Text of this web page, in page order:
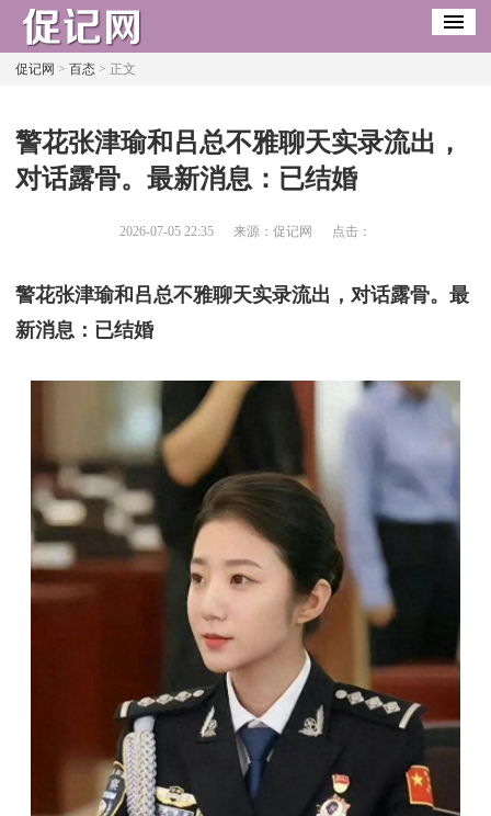
促记网 > 百态> 正文
​警花张津瑜和吕总不雅聊天实录流出，
对话露骨。最新消息：已结婚
2026-07-05 22:35 来源：促记网 点击：
警花张津瑜和吕总不雅聊天实录流出，对话露骨。最
新消息：已结婚